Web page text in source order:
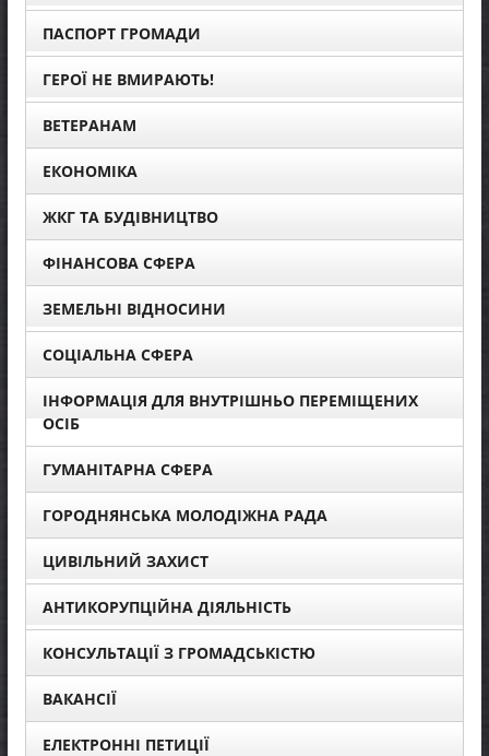
ПАСПОРТ ГРОМАДИ
ГЕРОЇ НЕ ВМИРАЮТЬ!
ВЕТЕРАНАМ
ЕКОНОМІКА
ЖКГ ТА БУДІВНИЦТВО
ФІНАНСОВА СФЕРА
ЗЕМЕЛЬНІ ВІДНОСИНИ
СОЦІАЛЬНА СФЕРА
ІНФОРМАЦІЯ ДЛЯ ВНУТРІШНЬО ПЕРЕМІЩЕНИХ
ОСІБ
ГУМАНІТАРНА СФЕРА
ГОРОДНЯНСЬКА МОЛОДІЖНА РАДА
ЦИВІЛЬНИЙ ЗАХИСТ
АНТИКОРУПЦІЙНА ДІЯЛЬНІСТЬ
КОНСУЛЬТАЦІЇ З ГРОМАДСЬКІСТЮ
ВАКАНСІЇ
ЕЛЕКТРОННІ ПЕТИЦІЇ